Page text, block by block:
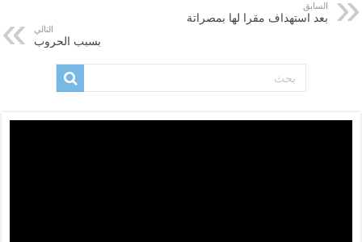
السابق
بعد استهداف مقرا لها بمصراتة
التالي
بسبب الحروب